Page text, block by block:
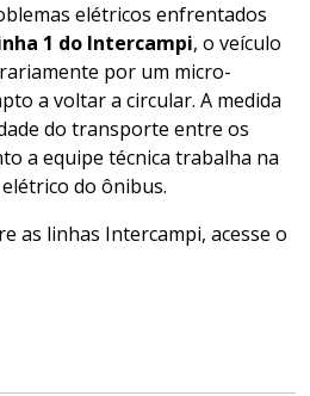
elétricos enfrentados
1 do Intercampi, o veículo
por um micro-
a voltar a circular. A medida
do transporte entre os
a equipe técnica trabalha na
do ônibus.
as linhas Intercampi, acesse o